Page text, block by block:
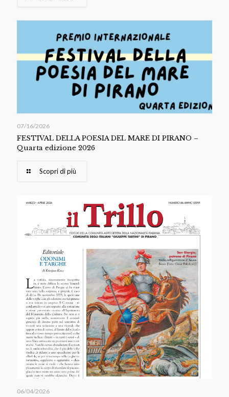
07/16/2026
FESTIVAL DELLA POESIA DEL MARE DI PIRANO –
Quarta edizione 2026
Scopri di più
06/04/2026